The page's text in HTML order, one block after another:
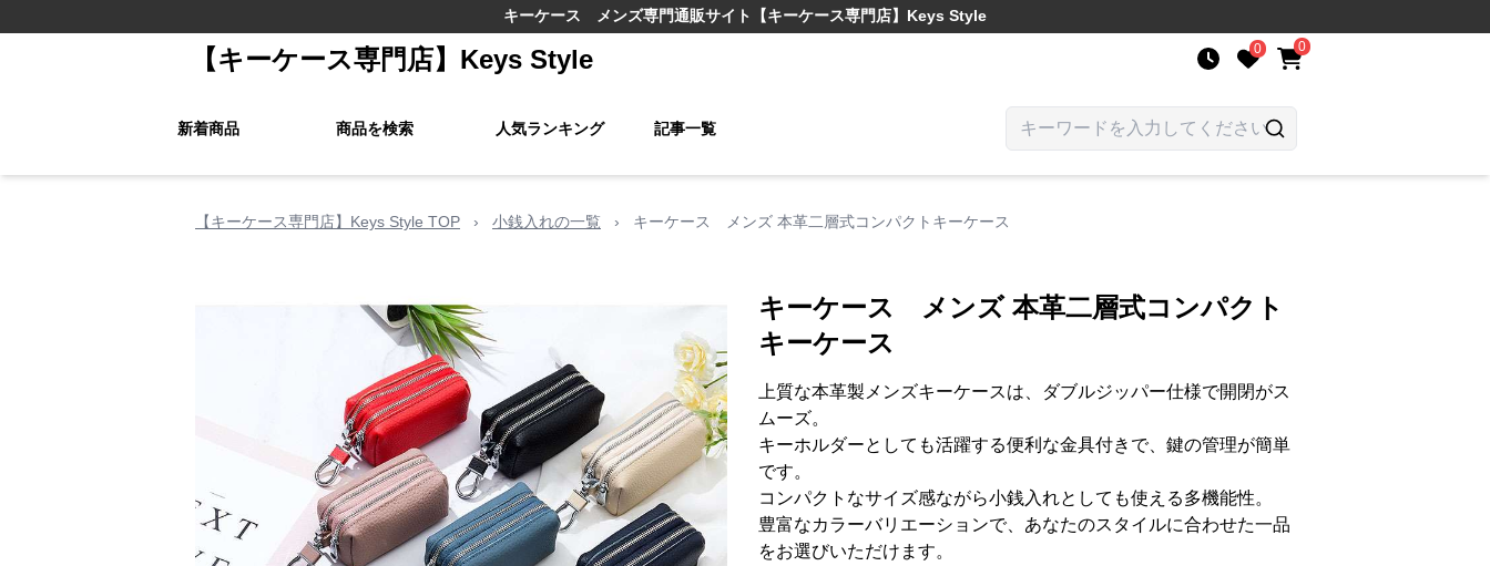
キーケース メンズ専門通販サイト 【キーケース専門店】Keys Style
【キーケース専門店】Keys Style 0 0
新着商品 商品を検索 人気ランキング 記事一覧
【キーケース専門店】Keys Style TOP › 小銭入れの一覧 › キーケース メンズ 本革二層式コンパクトキーケース
キーケース メンズ 本革二層式コンパクト
キーケース
上質な本革製メンズキーケースは、ダブルジッパー仕様で開閉がス
ムーズ。
キーホルダーとしても活躍する便利な金具付きで、鍵の管理が簡単
です。
コンパクトなサイズ感ながら小銭入れとしても使える多機能性。
豊富なカラーバリエーションで、あなたのスタイルに合わせた一品
をお選びいただけます。